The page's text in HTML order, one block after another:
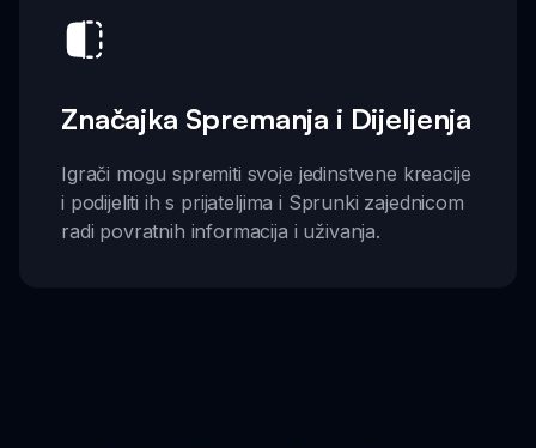
Značajka Spremanja i Dijeljenja
Igrači mogu spremiti svoje jedinstvene kreacije
i podijeliti ih s prijateljima i Sprunki zajednicom
radi povratnih informacija i uživanja.